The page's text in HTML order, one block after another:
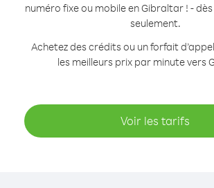
numéro fixe ou mobile en Gibraltar ! -
seulement.
Achetez des crédits ou un forfait
les meilleurs prix par minute vers
Voir les tarifs